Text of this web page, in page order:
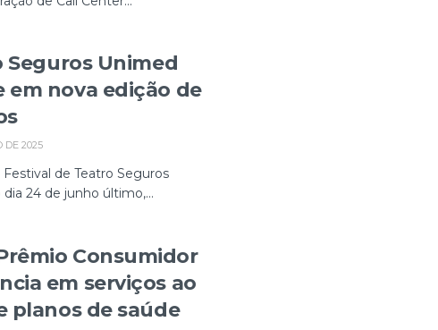
Seguros Unimed
nova edição de
DE 2025
de Teatro Seguros
24 de junho último,...
Consumidor
em serviços ao
planos de saúde